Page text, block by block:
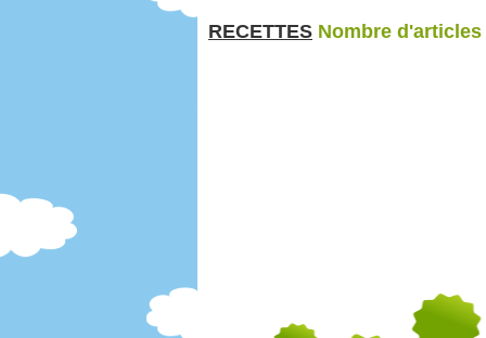
RECETTES Nombre